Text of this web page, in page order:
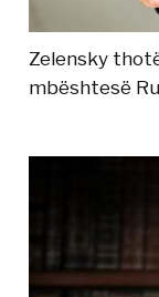
Zelensky
mbështesë